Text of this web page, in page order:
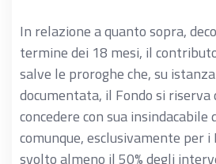
In relazione a quanto sopra,
termine dei 18 mesi, il
salve le proroghe che, su
documentata, il Fondo si riserva
concedere con sua insindacabile
comunque, esclusivamente per i
svolto almeno il 50% degli